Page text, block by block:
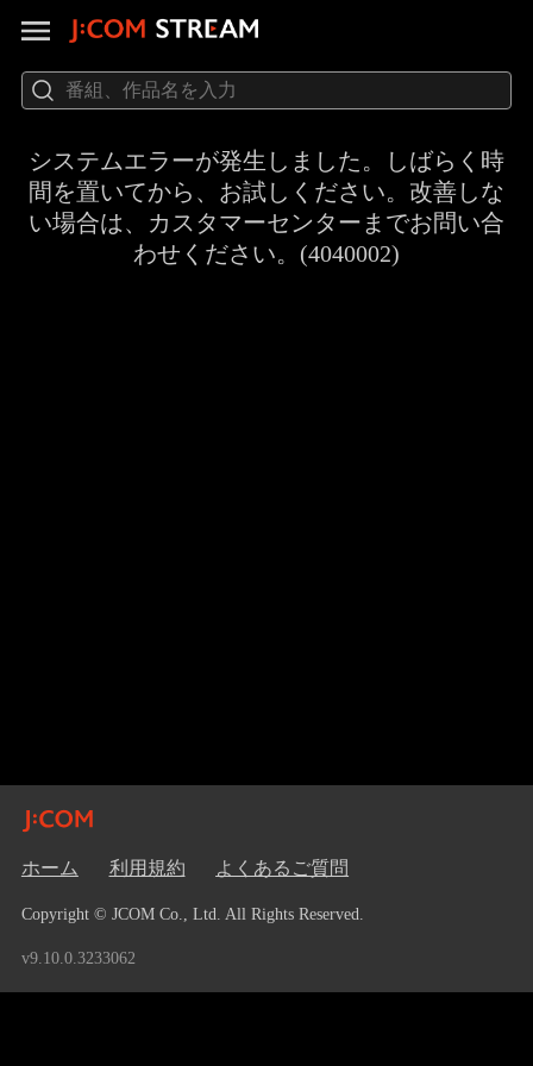
システムエラーが発生しました。しばらく時
間を置いてから、お試しください。改善しな
い場合は、カスタマーセンターまでお問い合
わせください。(4040002)
ホーム 利用規約 よくあるご質問
Copyright © JCOM Co., Ltd. All Rights Reserved.
v9.10.0.3233062